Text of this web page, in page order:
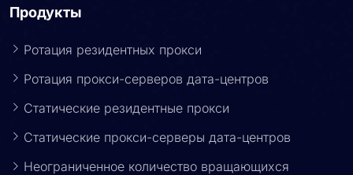
Продукты
Ротация резидентных прокси
Ротация прокси-серверов дата-центров
Статические резидентные прокси
Статические прокси-серверы дата-центров
Неограниченное количество вращающихся